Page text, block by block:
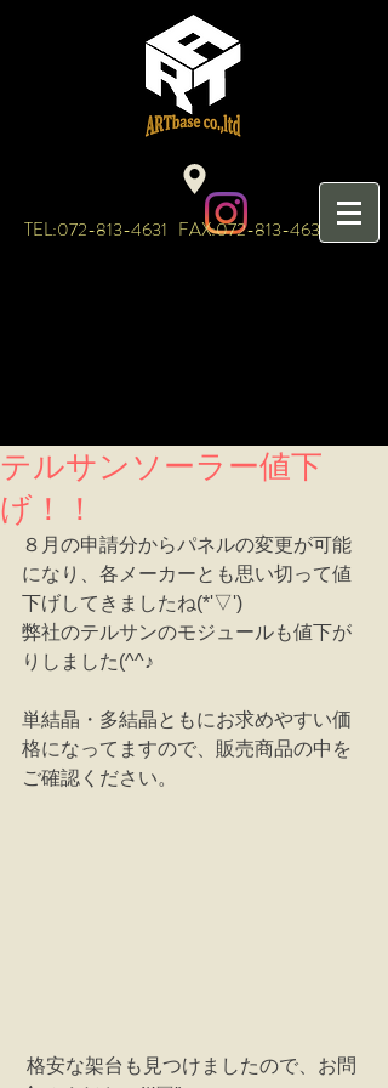
TEL:072-813-4631 FAX:072-813-4632
テルサンソーラー値下
げ！！
８月の申請分からパネルの変更が可能
になり、各メーカーとも思い切って値
下げしてきましたね(*'▽')
弊社のテルサンのモジュールも値下が
りしました(^^♪
単結晶・多結晶ともにお求めやすい価
格になってますので、販売商品の中を
ご確認ください。